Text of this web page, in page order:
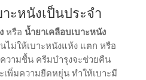
ะหนังเป็นประจำ
หรือ น้ำยาเคลือบเบาะหนัง
ไม่ให้เบาะหนังแห้ง แตก หรือ
วามชื้น ครีมบำรุงจะช่วยคืน
พิ่มความยืดหยุ่น ทำให้เบาะมี